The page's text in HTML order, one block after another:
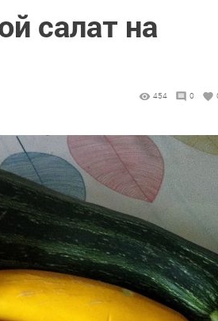
салат на
454 0